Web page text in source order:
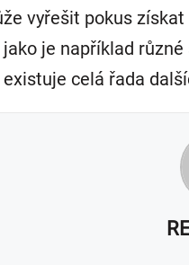
vyřešit pokus získat
je například
celá řada